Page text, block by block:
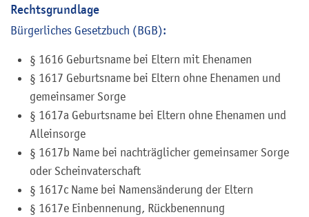
Rechtsgrundlage
Bürgerliches Gesetzbuch (BGB):
§ 1616 Geburtsname bei Eltern mit Ehenamen
§ 1617 Geburtsname bei Eltern ohne Ehenamen und
gemeinsamer Sorge
§ 1617a Geburtsname bei Eltern ohne Ehenamen und
Alleinsorge
§ 1617b Name bei nachträglicher gemeinsamer Sorge
oder Scheinvaterschaft
§ 1617c Name bei Namensänderung der Eltern
§ 1617e Einbennenung, Rückbenennung